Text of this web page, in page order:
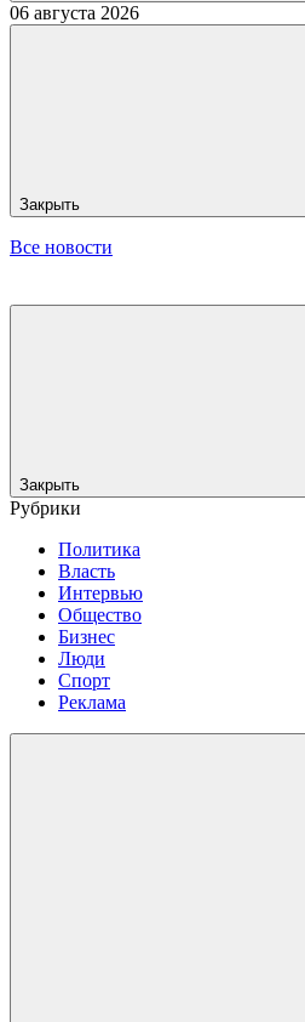
06 августа 2026
Закрыть
Все новости
Закрыть
Рубрики
Политика
Власть
Интервью
Общество
Бизнес
Люди
Спорт
Реклама